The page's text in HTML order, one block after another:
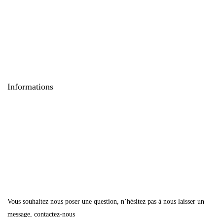
Informations
Vous souhaitez nous poser une question, n’hésitez pas à nous laisser un
message, contactez-nous